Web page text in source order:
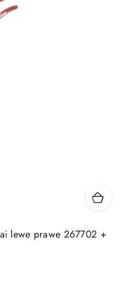
lewe prawe 267702 +